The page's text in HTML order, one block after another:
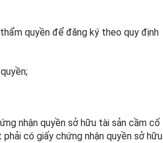
quyền để đăng ký theo quy định
nhận quyền sở hữu tài sản cầm cố
có giấy chứng nhận quyền sở hữu